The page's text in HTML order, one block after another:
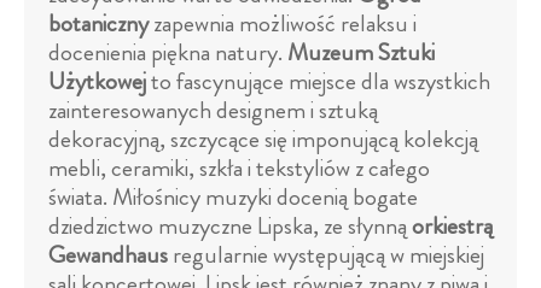
botanicznyzapewnia możliwość relaksu i
docenienia piękna natury. Muzeum Sztuki
Użytkowejto fascynujące miejsce dla wszystkich
zainteresowanych designem i sztuką
dekoracyjną, szczycące się imponującą kolekcją
mebli, ceramiki, szkła i tekstyliów z całego
świata. Miłośnicy muzyki docenią bogate
dziedzictwo muzyczne Lipska, ze słynnąorkiestrą
Gewandhausregularnie występującą w miejskiej